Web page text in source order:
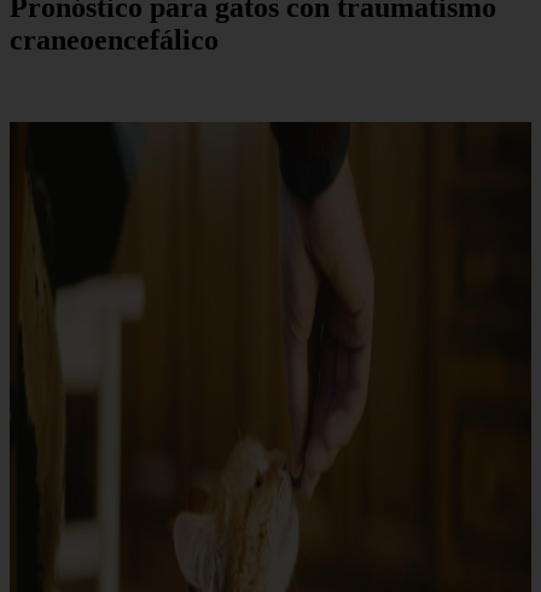
Pronóstico para gatos con traumatismo
craneoencefálico